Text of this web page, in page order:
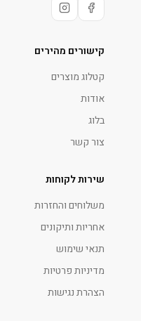
קישורים מהירים
קטלוג מוצרים
אודות
בלוג
צור קשר
שירות לקוחות
משלוחים והחזרות
אחריות ותיקונים
תנאי שימוש
מדיניות פרטיות
הצהרת נגישות